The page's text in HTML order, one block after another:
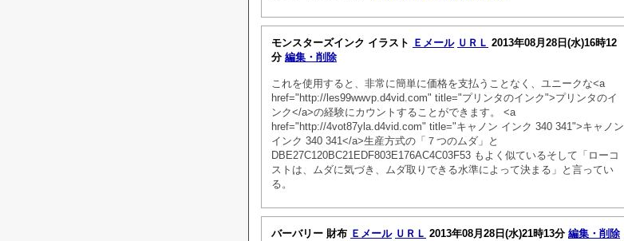
モンスターズインク イラスト Ｅメール ＵＲＬ 2013年08月28日(水)16時12
分 編集・削除
これを使用すると、非常に簡単に価格を支払うことなく、ユニークな<a
href="http://les99wwvp.d4vid.com" title="プリンタのインク">プリンタのイ
ンク</a>の経験にカウントすることができます。 <a
href="http://4vot87yla.d4vid.com" title="キャノン インク 340 341">キャノン
インク 340 341</a>生産方式の「７つのムダ」と
DBE27C120BC21EDF803E176AC4C03F53 もよく似ているそして「ローコ
ストは、ムダに気づき、ムダ取りできる水準によって決まる」と言ってい
る。
バーバリー 財布 Ｅメール ＵＲＬ 2013年08月28日(水)21時13分 編集・削除